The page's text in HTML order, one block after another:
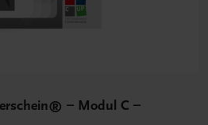
– Modul C –